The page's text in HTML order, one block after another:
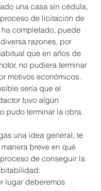
una casa sin cédula,
de licitación de
completado, puede
razones, por
que en años de
no pudiera terminar
motivos económicos.
sería que el
tuvo algún
pudo terminar la obra.
una idea general, te
breve en qué
de conseguir la
lugar deberemos